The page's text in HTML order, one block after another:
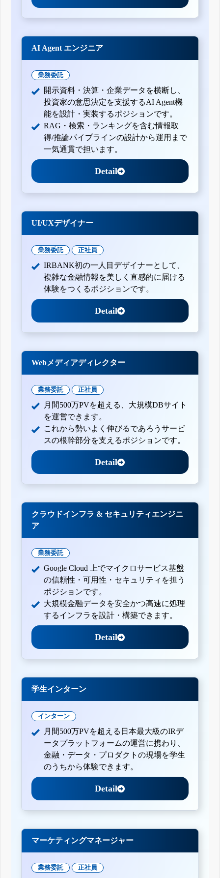
AI Agent エンジニア
業務委託
開示資料・決算・企業データを横断し、
投資家の意思決定を支援するAI Agent機
能を設計・実装するポジションです。
RAG・検索・ランキングを含む情報取
得/推論パイプラインの設計から運用まで
一気通貫で担います。
Detail
UI/UXデザイナー
業務委託 正社員
IRBANK初の一人目デザイナーとして、
複雑な金融情報を美しく直感的に届ける
体験をつくるポジションです。
Detail
Webメディアディレクター
業務委託 正社員
月間500万PVを超える、大規模DBサイト
を運営できます。
これから勢いよく伸びるであろうサービ
スの根幹部分を支えるポジションです。
Detail
クラウドインフラ & セキュリティエンジニ
ア
業務委託
Google Cloud 上でマイクロサービス基盤
の信頼性・可用性・セキュリティを担う
ポジションです。
大規模金融データを安全かつ高速に処理
するインフラを設計・構築できます。
Detail
学生インターン
インターン
月間500万PVを超える日本最大級のIRデ
ータプラットフォームの運営に携わり、
金融・データ・プロダクトの現場を学生
のうちから体験できます。
Detail
マーケティングマネージャー
業務委託 正社員